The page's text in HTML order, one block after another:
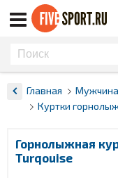
Главная
Куртки
Горнолыжная
Turqouise